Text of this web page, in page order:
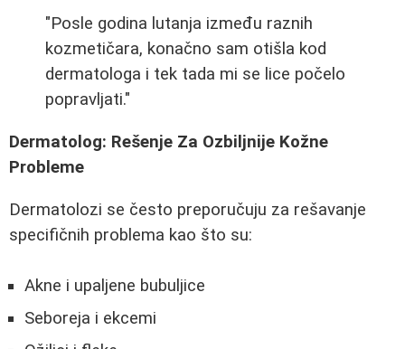
"Posle godina lutanja između raznih
kozmetičara, konačno sam otišla kod
dermatologa i tek tada mi se lice počelo
popravljati."
Dermatolog: Rešenje Za Ozbiljnije Kožne
Probleme
Dermatolozi se često preporučuju za rešavanje
specifičnih problema kao što su:
Akne i upaljene bubuljice
Seboreja i ekcemi